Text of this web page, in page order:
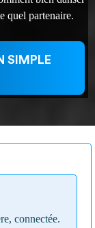
quel partenaire.
SIMPLE
connectée.